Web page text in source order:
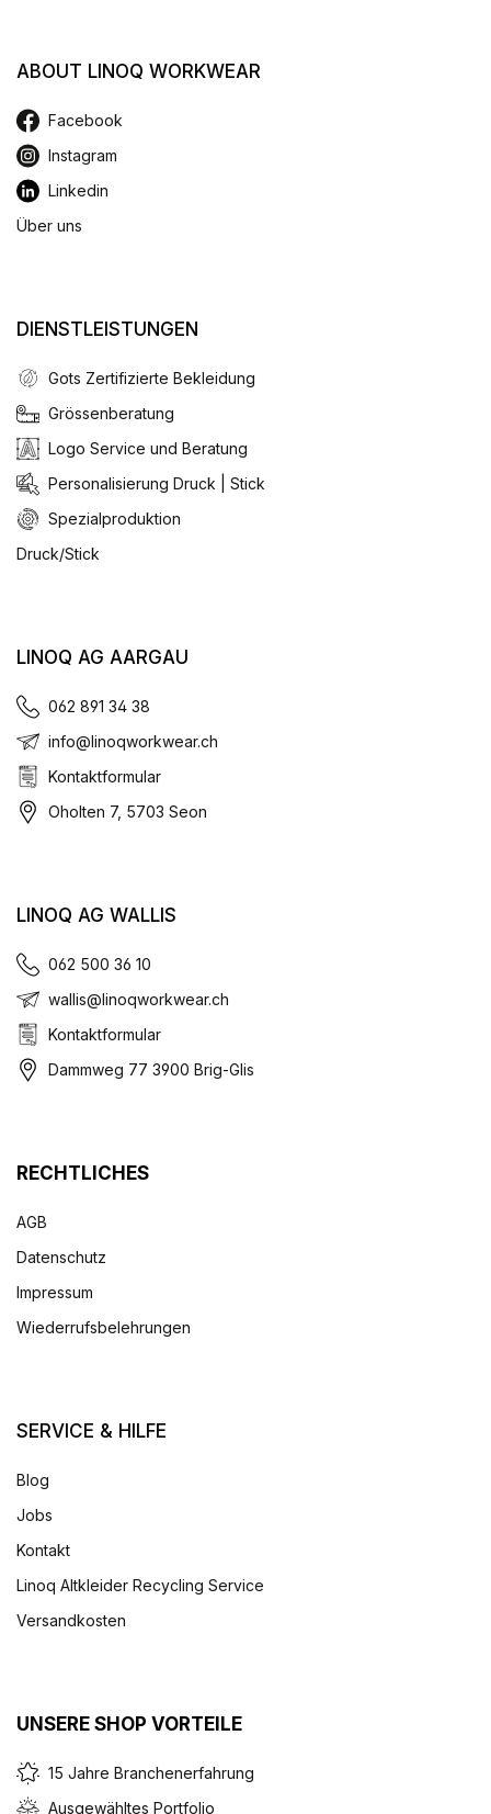
ABOUT LINOQ WORKWEAR
Facebook
Instagram
Linkedin
Über uns
DIENSTLEISTUNGEN
Gots Zertifizierte Bekleidung
Grössenberatung
Logo Service und Beratung
Personalisierung Druck | Stick
Spezialproduktion
Druck/Stick
LINOQ AG AARGAU
062 891 34 38
info@linoqworkwear.ch
Kontaktformular
Oholten 7, 5703 Seon
LINOQ AG WALLIS
062 500 36 10
wallis@linoqworkwear.ch
Kontaktformular
Dammweg 77 3900 Brig-Glis
RECHTLICHES
AGB
Datenschutz
Impressum
Wiederrufsbelehrungen
SERVICE & HILFE
Blog
Jobs
Kontakt
Linoq Altkleider Recycling Service
Versandkosten
UNSERE SHOP VORTEILE
15 Jahre Branchenerfahrung
Ausgewähltes Portfolio